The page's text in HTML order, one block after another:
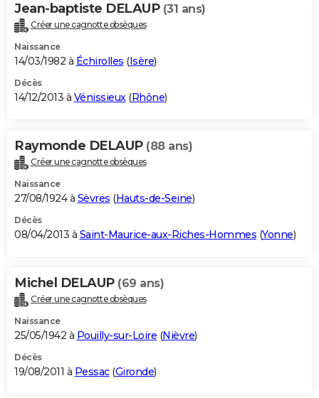
Jean-baptiste DELAUP (31 ans)
Créer une cagnotte obsèques
Naissance
14/03/1982 à Échirolles (Isère)
Décès
14/12/2013 à Vénissieux(Rhône)
Raymonde DELAUP (88 ans)
Créer une cagnotte obsèques
Naissance
27/08/1924 à Sèvres (Hauts-de-Seine)
Décès
08/04/2013 à Saint-Maurice-aux-Riches-Hommes (Yonne)
Michel DELAUP (69 ans)
Créer une cagnotte obsèques
Naissance
25/05/1942 à Pouilly-sur-Loire (Nièvre)
Décès
19/08/2011 à Pessac(Gironde)